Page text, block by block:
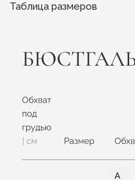
Таблица размеров